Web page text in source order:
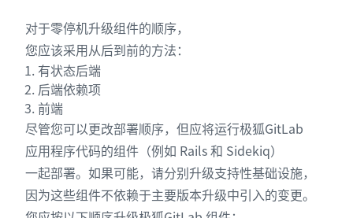
对于零停机升级组件的顺序，
您应该采用从后到前的方法：
有状态后端
后端依赖项
前端
尽管您可以更改部署顺序，但应将运行极狐GitLab
应用程序代码的组件（例如 Rails 和 Sidekiq）
一起部署。如果可能，请分别升级支持性基础设施，
因为这些组件不依赖于主要版本升级中引入的变更。